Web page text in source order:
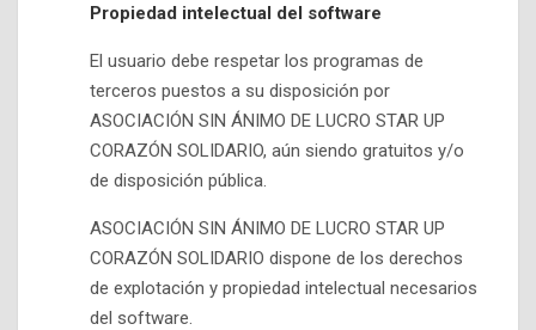
Propiedad intelectual del software
El usuario debe respetar los programas de
terceros puestos a su disposición por
ASOCIACIÓN SIN ÁNIMO DE LUCRO STAR UP
CORAZÓN SOLIDARIO, aún siendo gratuitos y/o
de disposición pública.
ASOCIACIÓN SIN ÁNIMO DE LUCRO STAR UP
CORAZÓN SOLIDARIO dispone de los derechos
de explotación y propiedad intelectual necesarios
del software.